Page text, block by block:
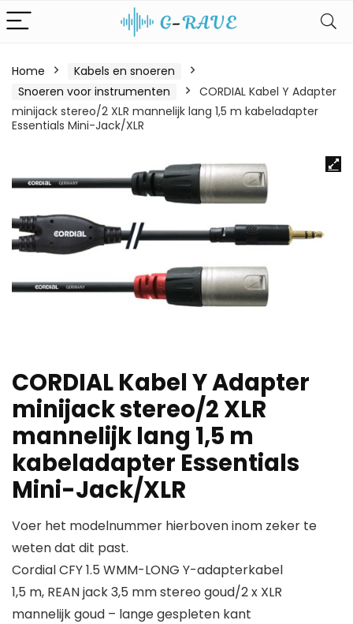
Home
Kabels en snoeren
Snoeren voor instrumenten
CORDIAL Kabel Y Adapter
minijack stereo/2 XLR mannelijk lang 1,5 m kabeladapter
Essentials Mini-Jack/XLR
CORDIAL Kabel Y Adapter
minijack stereo/2 XLR
mannelijk lang 1,5 m
kabeladapter Essentials
Mini-Jack/XLR
Voer het modelnummer hierboven inom zeker te
weten dat dit past.
Cordial CFY 1.5 WMM-LONG Y-adapterkabel
1,5 m, REAN jack 3,5 mm stereo goud/2 x XLR
mannelijk goud – lange gespleten kant